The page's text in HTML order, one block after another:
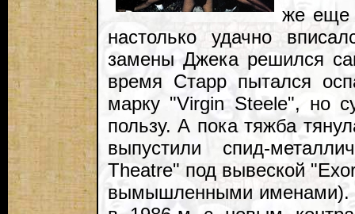
же еще
настолько удачно
замены Джека решился
время Старр пытался
марку "Virgin Steele", но
пользу. А пока тяжба
выпустили спид-
Theatre" под вывеской
вымышленными именами).